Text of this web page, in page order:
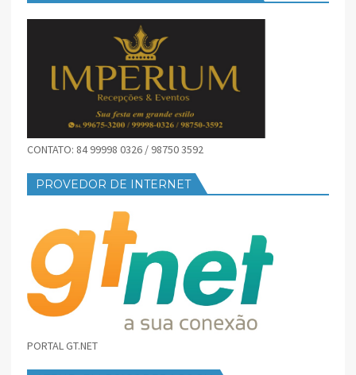
CONTATO: 84 99998 0326 / 98750 3592
PROVEDOR DE INTERNET
PORTAL GT.NET